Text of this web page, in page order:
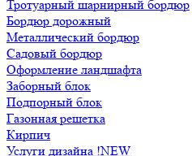
Тротуарный шарнирный бордюр
Бордюр дорожный
Металлический бордюр
Садовый бордюр
Оформление ландшафта
Заборный блок
Подпорный блок
Газонная решетка
Кирпич
Услуги дизайна !NEW